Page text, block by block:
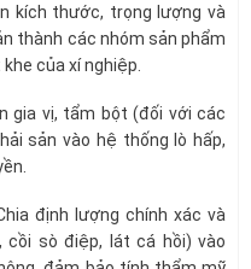
kích thước, trọng lượng và
thành các nhóm sản phẩm
của xí nghiệp.
gia vị, tẩm bột (đối với các
sản vào hệ thống lò hấp,
định lượng chính xác và
sò điệp, lát cá hồi) vào